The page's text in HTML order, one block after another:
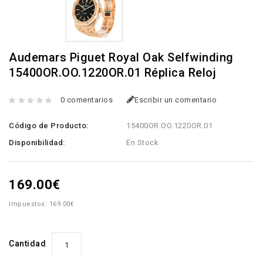
Audemars Piguet Royal Oak Selfwinding
15400OR.OO.1220OR.01 Réplica Reloj
0 comentarios Escribir un comentario
Código de Producto:
15400OR.OO.1220OR.01
Disponibilidad:
En Stock
169.00€
Impuestos: 169.00€
Cantidad